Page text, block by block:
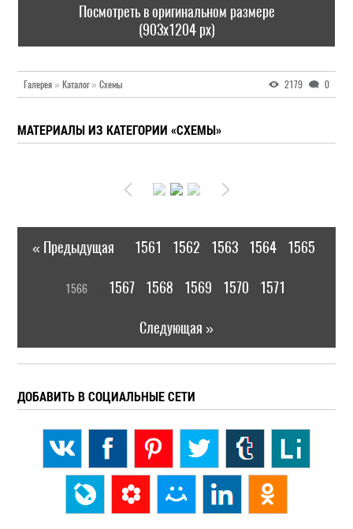
Посмотреть в оригинальном размере
(903x1204 px)
Галерея » Каталог» Схемы 2179 0
МАТЕРИАЛЫ ИЗ КАТЕГОРИИ «СХЕМЫ»
« Предыдущая 1561 1562 1563 1564 1565
1566 1567 1568 1569 1570 1571
Следующая »
ДОБАВИТЬ В СОЦИАЛЬНЫЕ СЕТИ